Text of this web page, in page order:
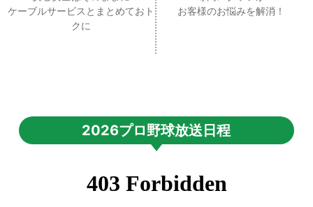
ケーブルサービスとまとめておト
クに
お客様のお悩みを解消！
2026プロ野球放送日程